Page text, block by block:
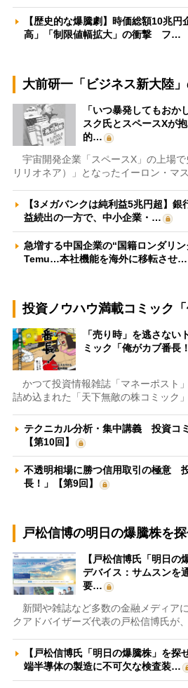
【歴史的な爆騰劇】時価総額10兆
高」「制限値幅拡大」の衝撃 フ…
大前研一「ビジネス新大陸
「いつ暴発してもおか
スク氏とスペースXが
的…
宇宙開発企業「スペースX」の上場で
リリオネア）」となったイーロン・マ
【3メガバンクは純利益5兆円超】
益続出の一方で、中小企業・…
急増する中国企業の“国籍ロンダリ
Temu…本社機能を海外に移転させ…
投資ノウハウ満載コミック「
「売り時」を逃さな
ミック「俺がカブ番長
かつて投資情報雑誌「マネーポスト
詰め込まれた「天下無敵の株コミック
テクニカル分析・集中講義 投資コ
【第10回】
不透明相場に勝つ信用取引の極意
長！」【第9回】
戸松信博の明日の爆騰株を探
【戸松信博氏「明日の
デバイス：サムスンを
要…
新聞や雑誌など多数の金融メディア
クアドバイザーズ代表の戸松信博氏が
【戸松信博氏「明日の爆騰株」を探
端半導体の製造に不可欠な検査装…